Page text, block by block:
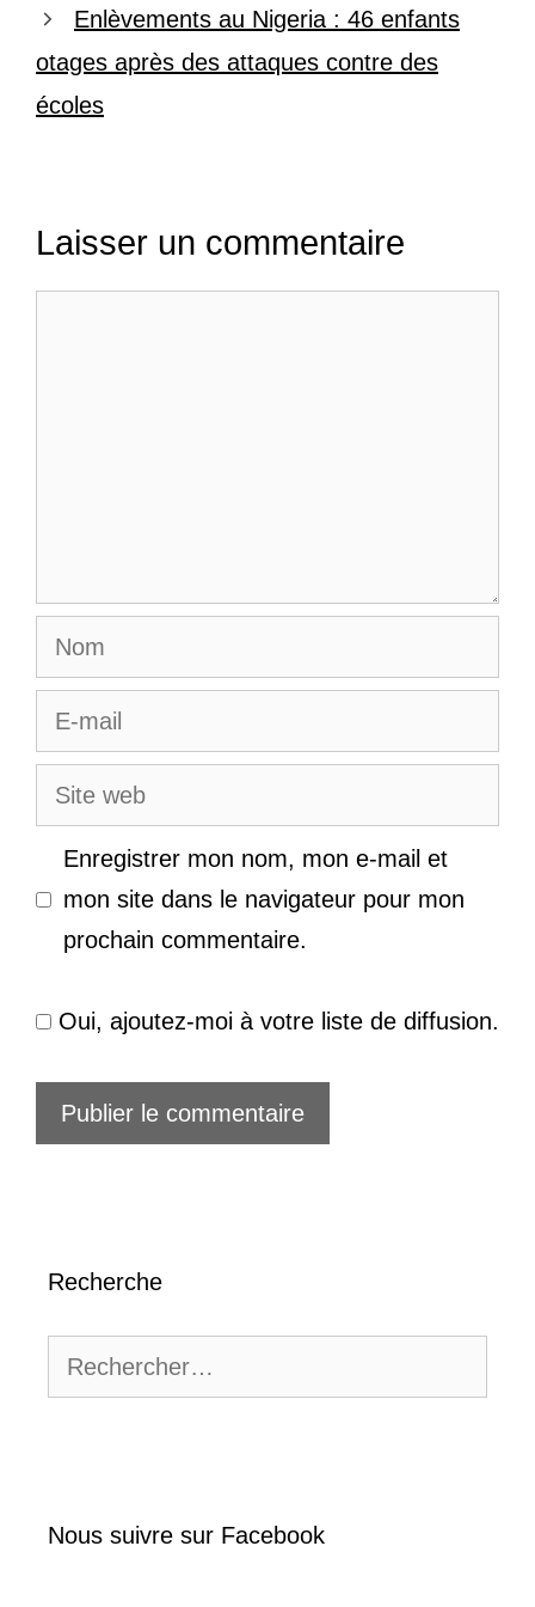
Enlèvements au Nigeria : 46 enfants
otages après des attaques contre des
écoles
Laisser un commentaire
Nom
E-
mail
Site
web
Enregistrer mon nom, mon e-mail et
mon site dans le navigateur pour mon
prochain commentaire.
Oui, ajoutez-moi à votre liste de diffusion.
Recherche
Nous suivre sur Facebook